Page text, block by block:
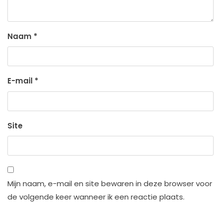
Naam *
E-mail *
Site
Mijn naam, e-mail en site bewaren in deze browser voor
de volgende keer wanneer ik een reactie plaats.